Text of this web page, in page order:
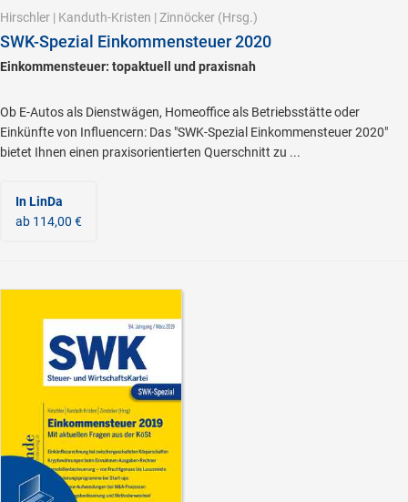
Hirschler | Kanduth-Kristen | Zinnöcker (Hrsg.)
SWK-Spezial Einkommensteuer 2020
Einkommensteuer: topaktuell und praxisnah
Ob E-Autos als Dienstwägen, Homeoffice als Betriebsstätte oder
Einkünfte von Influencern: Das "SWK-Spezial Einkommensteuer 2020"
bietet Ihnen einen praxisorientierten Querschnitt zu ...
In LinDa
ab 114,00 €